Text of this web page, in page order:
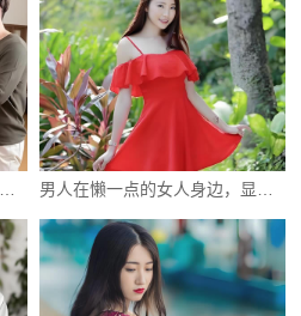
亲家之间守住三条底线，子女的日子才能过好 男人在懒一点的女人身边，显得格外顾家